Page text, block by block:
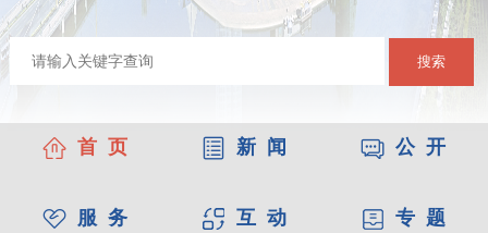
搜索
首 页 新 闻 公 开
服 务 互 动 专 题